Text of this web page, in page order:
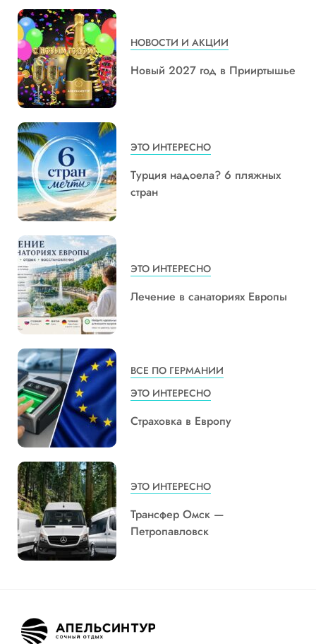
НОВОСТИ И АКЦИИ
Новый 2027 год в Прииртышье
ЭТО ИНТЕРЕСНО
Турция надоела? 6 пляжных
стран
ЭТО ИНТЕРЕСНО
Лечение в санаториях Европы
ВСЕ ПО ГЕРМАНИИ
ЭТО ИНТЕРЕСНО
Страховка в Европу
ЭТО ИНТЕРЕСНО
Трансфер Омск —
Петропавловск